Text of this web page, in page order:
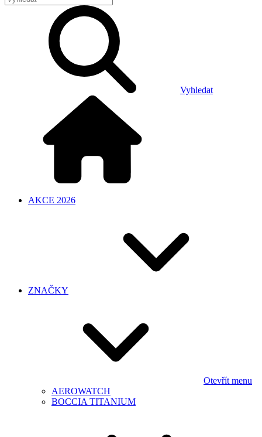
Vyhledat
AKCE 2026
ZNAČKY
Otevřít menu
AEROWATCH
BOCCIA TITANIUM